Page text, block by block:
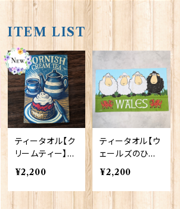
ITEM LIST
ティータオル【ク
リームティー】El
gate Products
50001-X
¥2,200
ティータオル【ウ
ェールズのひつ
じ】Elgate Pro
ducts 50001-
C
¥2,200